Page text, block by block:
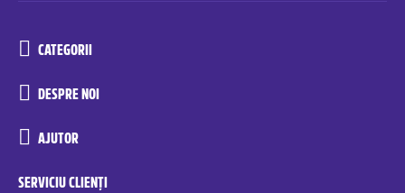
CATEGORII
DESPRE NOI
AJUTOR
SERVICIU CLIENȚI